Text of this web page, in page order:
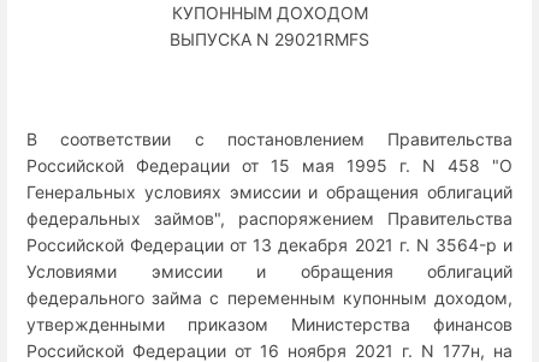
КУПОННЫМ ДОХОДОМ
ВЫПУСКА N 29021RMFS
В соответствии с постановлением Правительства
Российской Федерации от 15 мая 1995 г. N 458 "О
Генеральных условиях эмиссии и обращения облигаций
федеральных займов", распоряжением Правительства
Российской Федерации от 13 декабря 2021 г. N 3564-р и
Условиями эмиссии и обращения облигаций
федерального займа с переменным купонным доходом,
утвержденными приказом Министерства финансов
Российской Федерации от 16 ноября 2021 г. N 177н, на